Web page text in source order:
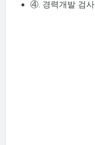
④. 경력개발 검사